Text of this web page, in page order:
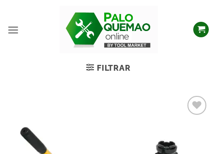
FILTRAR
lista